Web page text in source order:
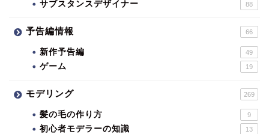
サブスタンスデザイナー 88
予告編情報 66
新作予告編 49
ゲーム 19
モデリング 269
髪の毛の作り方 9
初心者モデラーの知識 13